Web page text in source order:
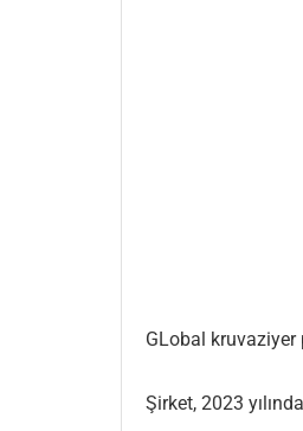
GLobal kruvaziyer
Şirket, 2023